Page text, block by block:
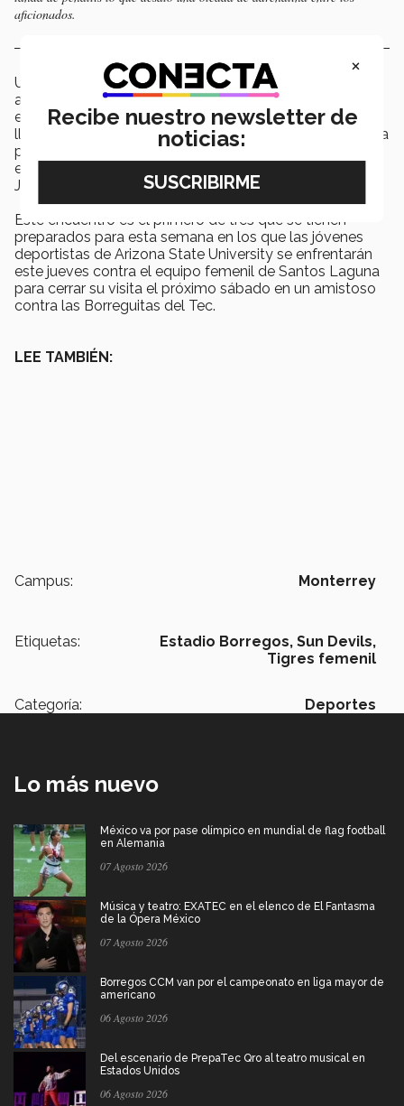
aficionados.
Una a una las jugadoras se enfilaron frente a la portería
animadas por las porras en las gradas hasta el
emocionante momento en el que ambos equipos
llegaron a un marcador de 4-4, yéndose a muerte súbita
para lograr el triunfo que finalmente se lo llevaría el
equipo de Arizona State con un disparo de la jugadora
Jess Bell en medio del estallido de la multitud.
Este encuentro es el primero de tres que se tienen
preparados para esta semana en los que las jóvenes
deportistas de Arizona State University se enfrentarán
este jueves contra el equipo femenil de Santos Laguna
para cerrar su visita el próximo sábado en un amistoso
contra las Borreguitas del Tec.
LEE TAMBIÉN:
Campus: Monterrey
Etiquetas: Estadio Borregos, Sun Devils,
Tigres femenil
Categoría: Deportes
Lo más nuevo
México va por pase olímpico en mundial de flag football
en Alemania
07 Agosto 2026
Música y teatro: EXATEC en el elenco de El Fantasma
de la Ópera México
07 Agosto 2026
Borregos CCM van por el campeonato en liga mayor de
americano
06 Agosto 2026
Del escenario de PrepaTec Qro al teatro musical en
Estados Unidos
06 Agosto 2026
×
Recibe nuestro newsletter de
noticias: